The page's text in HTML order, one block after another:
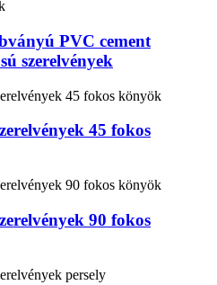
PVC cement
szerelvények
45 fokos
90 fokos